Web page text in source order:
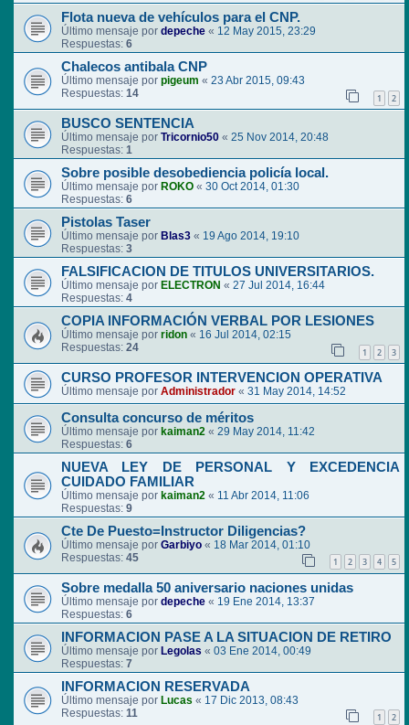
Flota nueva de vehículos para el CNP.
Último mensaje por depeche « 12 May 2015, 23:29
Respuestas: 6
Chalecos antibala CNP
Último mensaje por pigeum « 23 Abr 2015, 09:43
Respuestas: 14 1 2
BUSCO SENTENCIA
Último mensaje por Tricornio50 « 25 Nov 2014, 20:48
Respuestas: 1
Sobre posible desobediencia policía local.
Último mensaje por ROKO « 30 Oct 2014, 01:30
Respuestas: 6
Pistolas Taser
Último mensaje por Blas3 « 19 Ago 2014, 19:10
Respuestas: 3
FALSIFICACION DE TITULOS UNIVERSITARIOS.
Último mensaje por ELECTRON « 27 Jul 2014, 16:44
Respuestas: 4
COPIA INFORMACIÓN VERBAL POR LESIONES
Último mensaje por ridon « 16 Jul 2014, 02:15
Respuestas: 24 1 2 3
CURSO PROFESOR INTERVENCION OPERATIVA
Último mensaje por Administrador « 31 May 2014, 14:52
Consulta concurso de méritos
Último mensaje por kaiman2 « 29 May 2014, 11:42
Respuestas: 6
NUEVA LEY DE PERSONAL Y EXCEDENCIA
CUIDADO FAMILIAR
Último mensaje por kaiman2 « 11 Abr 2014, 11:06
Respuestas: 9
Cte De Puesto=Instructor Diligencias?
Último mensaje por Garbiyo « 18 Mar 2014, 01:10
Respuestas: 45 1 2 3 4 5
Sobre medalla 50 aniversario naciones unidas
Último mensaje por depeche « 19 Ene 2014, 13:37
Respuestas: 6
INFORMACION PASE A LA SITUACION DE RETIRO
Último mensaje por Legolas « 03 Ene 2014, 00:49
Respuestas: 7
INFORMACION RESERVADA
Último mensaje por Lucas « 17 Dic 2013, 08:43
Respuestas: 11 1 2